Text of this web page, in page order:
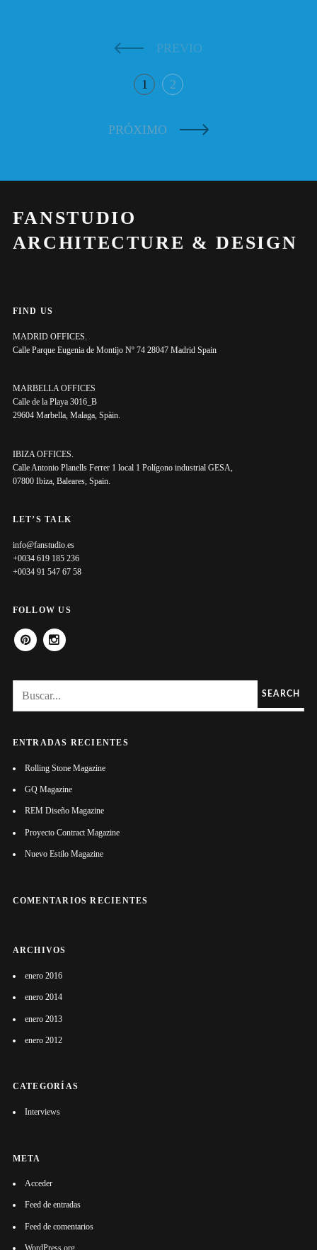
PREVIO
1 2
PRÓXIMO
FANSTUDIO
ARCHITECTURE & DESIGN
FIND US
MADRID OFFICES.
Calle Parque Eugenia de Montijo Nº 74 28047 Madrid Spain
MARBELLA OFFICES
Calle de la Playa 3016_B
29604 Marbella, Malaga, Spàin.
IBIZA OFFICES.
Calle Antonio Planells Ferrer 1 local 1 Polígono industrial GESA,
07800 Ibiza, Baleares, Spain.
LET’S TALK
info@fanstudio.es
+0034 619 185 236
+0034 91 547 67 58
FOLLOW US
PINTERESTINSTAGRAM
SEARCH
ENTRADAS RECIENTES
Rolling Stone Magazine
GQ Magazine
REM Diseño Magazine
Proyecto Contract Magazine
Nuevo Estilo Magazine
COMENTARIOS RECIENTES
ARCHIVOS
enero 2016
enero 2014
enero 2013
enero 2012
CATEGORÍAS
Interviews
META
Acceder
Feed de entradas
Feed de comentarios
WordPress.org